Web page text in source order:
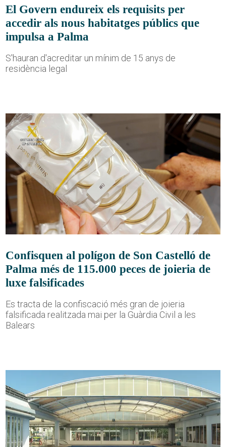
El Govern endureix els requisits per
accedir als nous habitatges públics que
impulsa a Palma
S'hauran d'acreditar un mínim de 15 anys de
residència legal
Confisquen al polígon de Son Castelló de
Palma més de 115.000 peces de joieria de
luxe falsificades
Es tracta de la confiscació més gran de joieria
falsificada realitzada mai per la Guàrdia Civil a les
Balears